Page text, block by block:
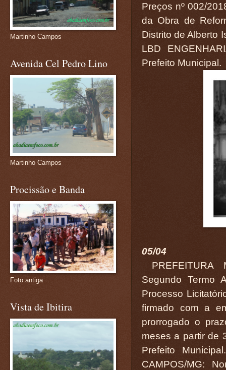
Preços nº 002/
da Obra de
Distrito de Alberto
LBD
Prefeito Municipal.
05/04
PREFEITURA
Segundo Termo
Processo
firmado com a
prorrogado o
meses a partir de
Prefeito
CAMPOS/MG:
Martinho Campos
Avenida Cel Pedro Lino
Martinho Campos
Procissão e Banda
Foto antiga
Vista de Ibitira